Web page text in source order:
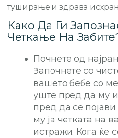
туширање и здрава
Како Да Ги
Четкање На
Почнете од
Започнете со
вашето бебе со
уште пред да му
пред да се
му ја четката на
истражи. Кога ќе